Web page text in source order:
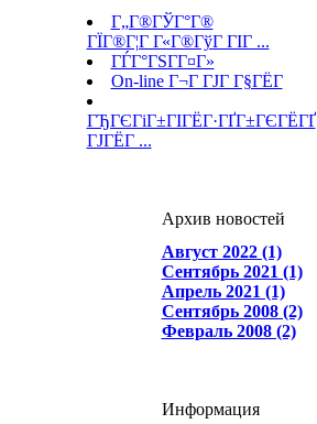
Г„Г®ГЎГ°Г®
ГЇГ®Г¦Г Г«Г®ГўГ ГІГ ...
ГЃГ°ГЅГ­Г¤Г»
On-line Г¬Г ГЈГ Г§ГЁГ­
ГЂГЄГіГ±ГІГЁГ·ГҐГ±ГЄГЁГҐ
ГЈГЁГ ...
Архив новостей
Август 2022 (1)
Сентябрь 2021 (1)
Апрель 2021 (1)
Сентябрь 2008 (2)
Февраль 2008 (2)
Информация